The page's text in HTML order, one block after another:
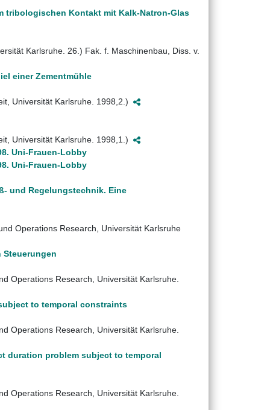
tribologischen Kontakt mit Kalk-Natron-Glas
Karlsruhe. 26.) Fak. f. Maschinenbau, Diss. v.
einer Zementmühle
Universität Karlsruhe. 1998,2.)
Universität Karlsruhe. 1998,1.)
Uni-Frauen-Lobby
Uni-Frauen-Lobby
und Regelungstechnik. Eine
Operations Research, Universität Karlsruhe
Steuerungen
Operations Research, Universität Karlsruhe.
to temporal constraints
Operations Research, Universität Karlsruhe.
duration problem subject to temporal
Operations Research, Universität Karlsruhe.